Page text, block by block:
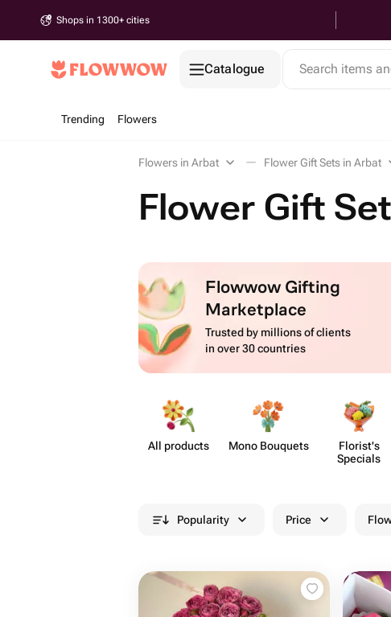
Shops in 1300+ cities
Catalogue Search items
Trending Flowers
Flowers in Arbat Flower Gift Sets in Arbat
Flower Gift
Flowwow Gifting
Marketplace
Trusted by millions of clients
in over 30 countries
All products Mono Bouquets
Florist's
Specials
Popularity Price